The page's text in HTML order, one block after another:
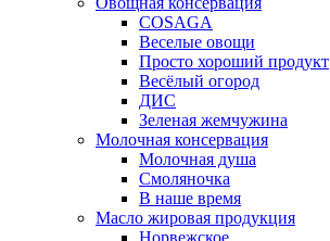
COSAGA
Веселые овощи
Просто хороший продукт
Весёлый огород
ДИС
Зеленая жемчужина
Молочная консервация
Молочная душа
Смоляночка
В наше время
Масло жировая продукция
Норвежское